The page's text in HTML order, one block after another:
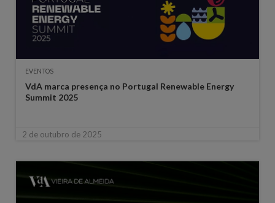
EVENTOS
VdA marca presença no Portugal Renewable Energy
Summit 2025
2 de outubro de 2025